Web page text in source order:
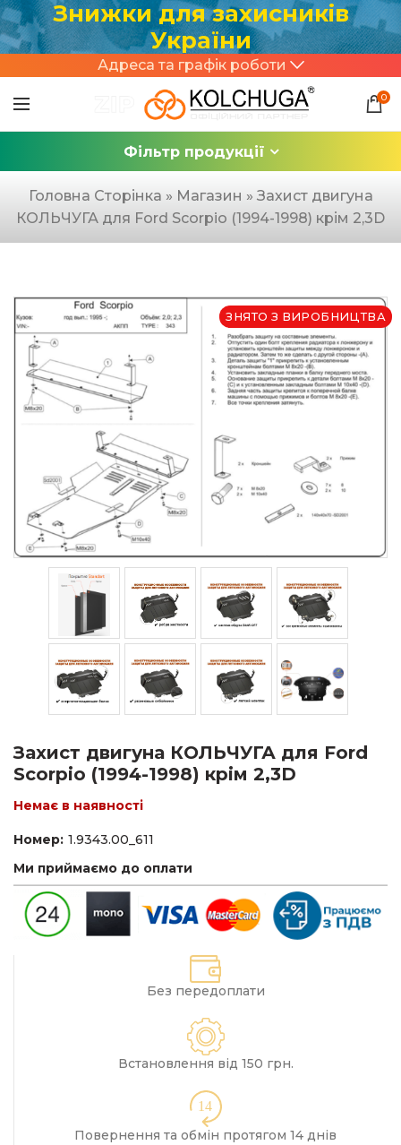
Знижки для захисників
України
Адреса та графік роботи
0
Фільтр продукції
Головна Сторінка » Магазин » Захист двигуна
КОЛЬЧУГА для Ford Scorpio (1994-1998) крім 2,3D
ЗНЯТО З ВИРОБНИЦТВА
Захист двигуна КОЛЬЧУГА для Ford
Scorpio (1994-1998) крім 2,3D
Немає в наявності
Номер: 1.9343.00_611
Ми приймаємо до оплати
Без передоплати
Встановлення від 150 грн.
14
Повернення та обмін протягом 14 днів